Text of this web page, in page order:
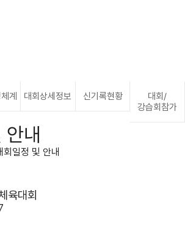
계 대회상세정보 신기록현황
대회/
강습회참가
내
일정 및 안내
육대회